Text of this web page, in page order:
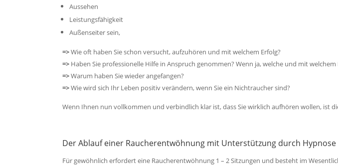
Aussehen
Leistungsfähigkeit
Außenseiter sein,
=>Wie oft haben Sie schon versucht, aufzuhören und mit welchem Erfolg?
=> Haben Sie professionelle Hilfe in Anspruch genommen? Wenn ja, welche und mit welchem
=>Warum haben Sie wieder angefangen?
=>Wie wird sich Ihr Leben positiv verändern, wenn Sie ein Nichtraucher sind?
Wenn Ihnen nun vollkommen und verbindlich klar ist, dass Sie wirklich aufhören wollen, ist
Der Ablauf einer Raucherentwöhnung mit Unterstützung durch Hypnose
Für gewöhnlich erfordert eine Raucherentwöhnung 1 – 2 Sitzungen und besteht im